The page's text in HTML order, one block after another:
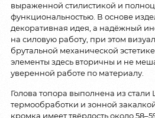
выраженной стилистикой и
функциональностью. В основе
декоративная идея, а надёжный
на силовую работу, при этом
брутальной механической
элементы здесь вторичны и не
уверенной работе по материалу.
Голова топора выполнена из
термообработки и зонной
кромка имеет твёрдость около